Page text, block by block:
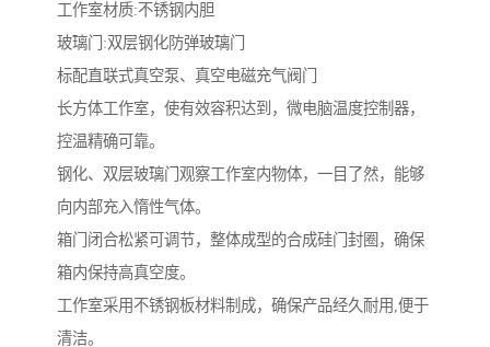
工作室材质:不锈钢内胆
玻璃门:双层钢化防弹玻璃门
标配直联式真空泵、真空电磁充气阀门
长方体工作室，使有效容积达到，微电脑温度控制器，
控温精确可靠。
钢化、双层玻璃门观察工作室内物体，一目了然，能够
向内部充入惰性气体。
箱门闭合松紧可调节，整体成型的合成硅门封圈，确保
箱内保持高真空度。
工作室采用不锈钢板材料制成，确保产品经久耐用,便于
清洁。